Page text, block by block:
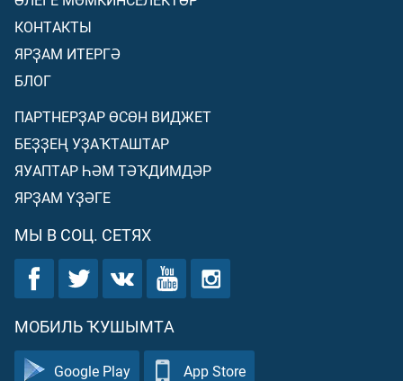
КОНТАКТЫ
ЯРҘАМ ИТЕРГӘ
БЛОГ
ПАРТНЕРҘАР ӨСӨН ВИДЖЕТ
БЕҘҘЕҢ УҘАҠТАШТАР
ЯУАПТАР ҺӘМ ТӘҠДИМДӘР
ЯРҘАМ ҮҘӘГЕ
МЫ В СОЦ. СЕТЯХ
МОБИЛЬ ҠУШЫМТА
Google Play App Store